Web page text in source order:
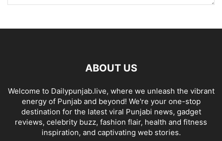
ABOUT US
Welcome to Dailypunjab.live, where we unleash the vibrant
energy of Punjab and beyond! We're your one-stop
destination for the latest viral Punjabi news, gadget
reviews, celebrity buzz, fashion flair, health and fitness
inspiration, and captivating web stories.